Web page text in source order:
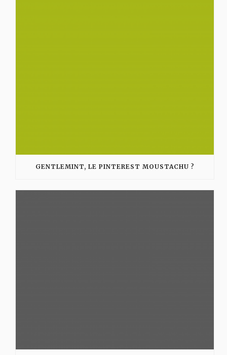
GENTLEMINT, LE PINTEREST MOUSTACHU ?